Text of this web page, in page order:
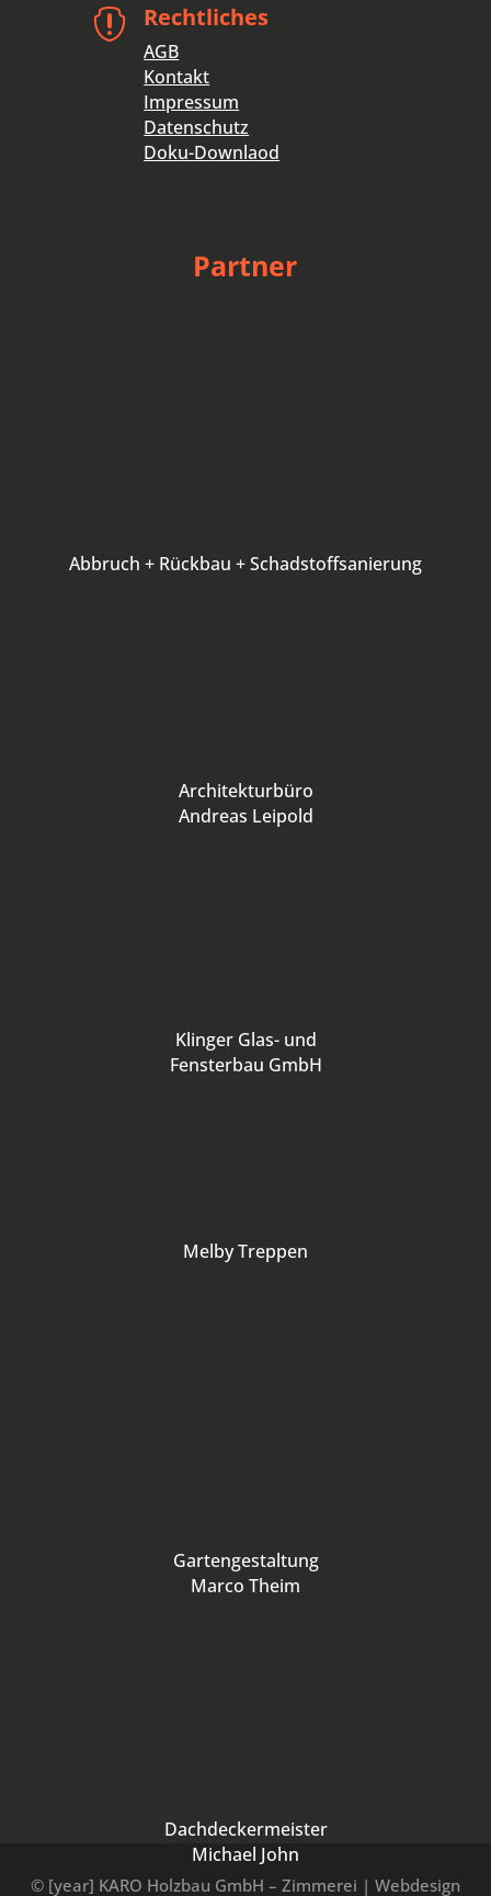
 Rechtliches
AGB
Kontakt
Impressum
Datenschutz
Doku-Downlaod
Partner
Abbruch + Rückbau + Schadstoffsanierung
Architekturbüro
Andreas Leipold
Klinger Glas- und
Fensterbau GmbH
Melby Treppen
Gartengestaltung
Marco Theim
Dachdeckermeister
Michael John
© [year] KARO Holzbau GmbH – Zimmerei | Webdesign